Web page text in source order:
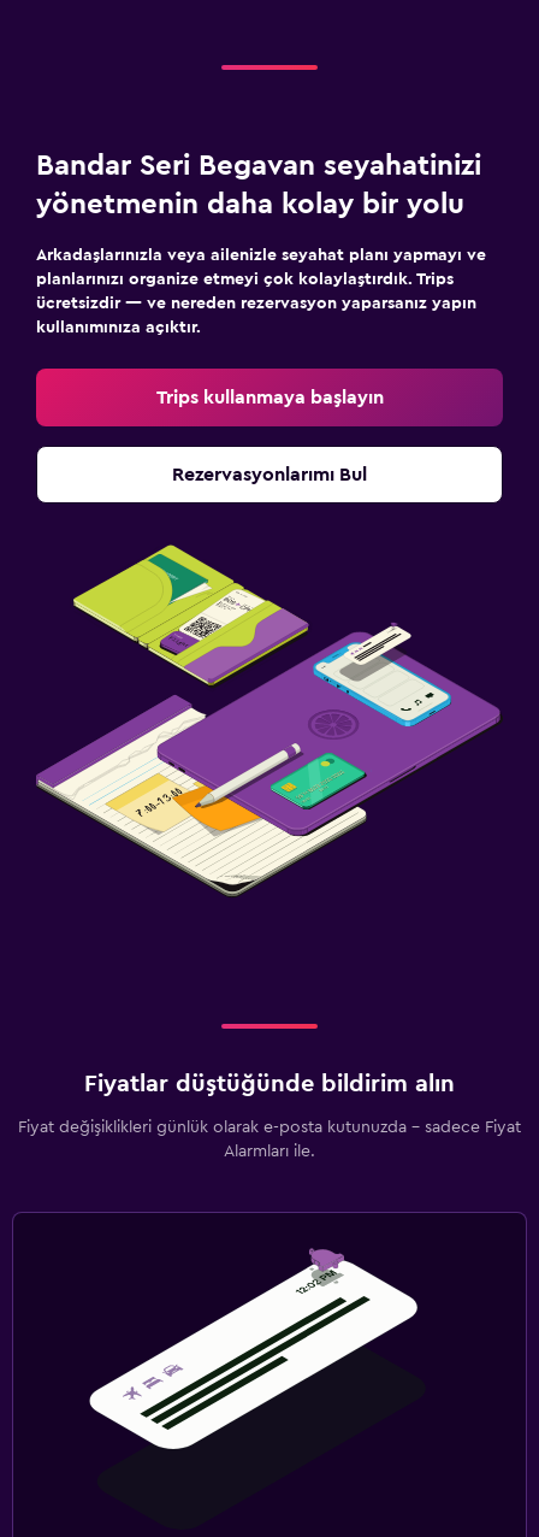
Bandar Seri Begavan seyahatinizi
yönetmenin daha kolay bir yolu
Arkadaşlarınızla veya ailenizle seyahat planı yapmayı ve
planlarınızı organize etmeyi çok kolaylaştırdık. Trips
ücretsizdir — ve nereden rezervasyon yaparsanız yapın
kullanımınıza açıktır.
Trips kullanmaya başlayın
Rezervasyonlarımı Bul
Fiyatlar düştüğünde bildirim alın
Fiyat değişiklikleri günlük olarak e-posta kutunuzda - sadece Fiyat
Alarmları ile.